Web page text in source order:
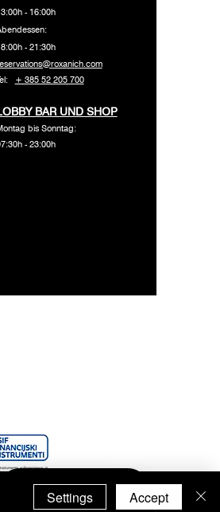
- 16:00h
- 21:30h
+ 385 52 205 700
BAR UND SHOP
bis Sonntag:
- 23:00h
Settings Accept